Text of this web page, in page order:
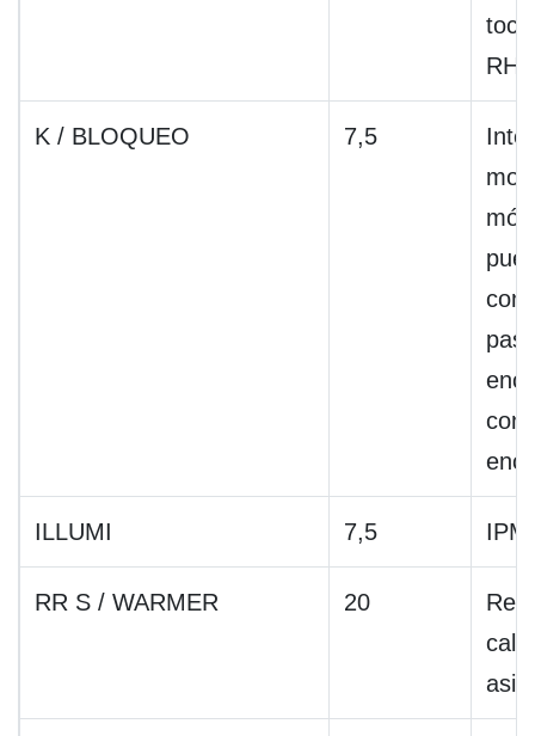
RH,
K / BLOQUEO 7,5
con
ILLUMI 7,5 IPM
RR S / WARMER 20